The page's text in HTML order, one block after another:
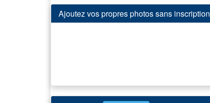
Ajoutez vos propres photos sans inscription